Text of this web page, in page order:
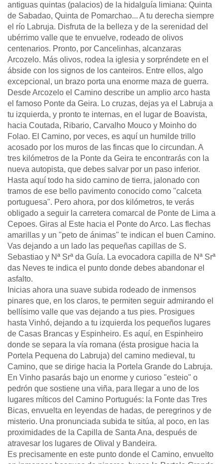
antiguas quintas (palacios) de la hidalguía limiana: Quinta
de Sabadao, Quinta de Pomarchao... A tu derecha siempre
el río Labruja. Disfruta de la belleza y de la serenidad del
ubérrimo valle que te envuelve, rodeado de olivos
centenarios. Pronto, por Cancelinhas, alcanzaras
Arcozelo. Más olivos, rodea la iglesia y sorpréndete en el
ábside con los signos de los canteiros. Entre ellos, algo
excepcional, un brazo porta una enorme maza de guerra.
Desde Arcozelo el Camino describe un amplio arco hasta
el famoso Ponte da Geira. Lo cruzas, dejas ya el Labruja a
tu izquierda, y pronto te internas, en el lugar de Boavista,
hacia Coutada, Ribario, Carvalho Mouco y Moinho do
Folao. El Camino, por veces, es aquí un humilde trillo
acosado por los muros de las fincas que lo circundan. A
tres kilómetros de la Ponte da Geira te encontrarás con la
nueva autopista, que debes salvar por un paso inferior.
Hasta aquí todo ha sido camino de tierra, jalonado con
tramos de ese bello pavimento conocido como "calceta
portuguesa". Pero ahora, por dos kilómetros, te verás
obligado a seguir la carretera comarcal de Ponte de Lima a
Cepoes. Giras al Este hacia el Ponte do Arco. Las flechas
amarillas y un "peto de ánimas" te indican el buen Camino.
Vas dejando a un lado las pequeñas capillas de S.
Sebastiao y Nª Srª da Guía. La evocadora capilla de Nª Srª
das Neves te indica el punto donde debes abandonar el
asfalto.
Inicias ahora una suave subida rodeado de inmensos
pinares que, en los claros, te permiten seguir admirando el
bellísimo valle que vas dejando a tus pies. Prosigues
hasta Vinhó, dejando a tu izquierda los pequeños lugares
de Casas Brancas y Espinheiro. Es aquí, en Espinheiro
donde se separa la vía romana (ésta prosigue hacia la
Portela Pequena do Labruja) del camino medieval, tu
Camino, que se dirige hacia la Portela Grande do Labruja.
En Vinho pasarás bajo un enorme y curioso "esteio" o
pedrón que sostiene una viña, para llegar a uno de los
lugares míticos del Camino Portugués: la Fonte das Tres
Bicas, envuelta en leyendas de hadas, de peregrinos y de
misterio. Una pronunciada subida te sitúa, al poco, en las
proximidades de la Capilla de Santa Ana, después de
atravesar los lugares de Olival y Bandeira.
Es precisamente en este punto donde el Camino, envuelto